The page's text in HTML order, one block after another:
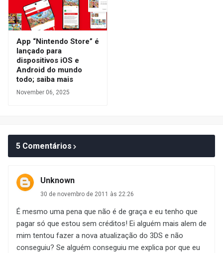
App “Nintendo Store” é
lançado para
dispositivos iOS e
Android do mundo
todo; saiba mais
November 06, 2025
5 Comentários
Unknown
30 de novembro de 2011 às 22:26
É mesmo uma pena que não é de graça e eu tenho que
pagar só que estou sem créditos! Ei alguém mais alem de
mim tentou fazer a nova atualização do 3DS e não
conseguiu? Se alguém conseguiu me explica por que eu